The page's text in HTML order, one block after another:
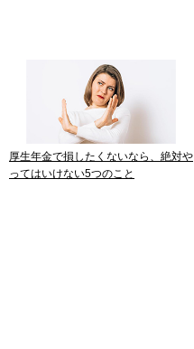
厚生年金で損したくないなら、絶対や
ってはいけない5つのこと